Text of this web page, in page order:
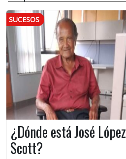
SUCESOS
¿Dónde está José López
Scott?